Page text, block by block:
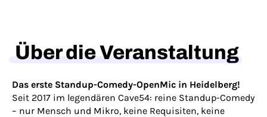
Über die Veranstaltung
Das erste Standup-Comedy-OpenMic in Heidelberg!
Seit 2017 im legendären Cave54: reine Standup-Comedy
– nur Mensch und Mikro, keine Requisiten, keine